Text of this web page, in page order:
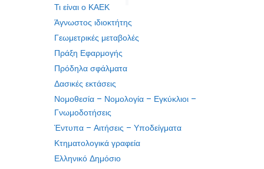
Τι είναι ο ΚΑΕΚ
Άγνωστος ιδιοκτήτης
Γεωμετρικές μεταβολές
Πράξη Εφαρμογής
Πρόδηλα σφάλματα
Δασικές εκτάσεις
Νομοθεσία – Νομολογία – Εγκύκλιοι –
Γνωμοδοτήσεις
Έντυπα – Αιτήσεις – Υποδείγματα
Κτηματολογικά γραφεία
Ελληνικό Δημόσιο